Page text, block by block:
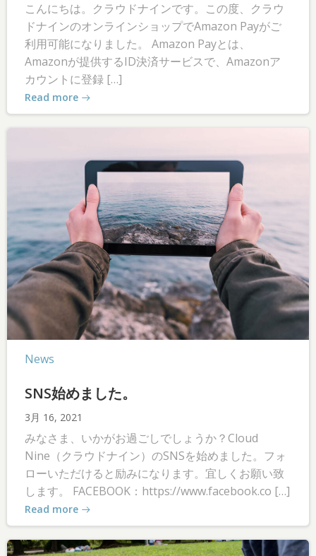
こんにちは。クラウドナインです。この度、クラウ
ドナインのオンラインショップでAmazon Payがご
利用可能になりました。 Amazon Payとは、
Amazonが提供するID決済サービスで、Amazonア
カウントに登録 […]
Read more
News
SNS始めました。
3月 16, 2021
みなさま、いかがお過ごしでしょうか？Cloud
Nine（クラウドナイン）のSNSを始めました。フォ
ローいただけると励みになります。宜しくお願い致
します。 FACEBOOK：https://www.facebook.co […]
Read more